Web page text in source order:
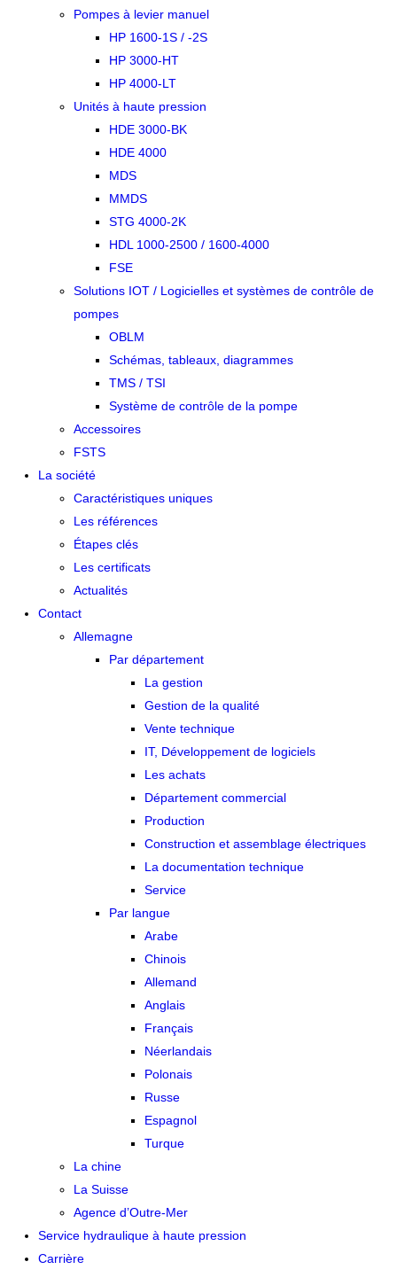
Pompes à levier manuel
HP 1600-1S / -2S
HP 3000-HT
HP 4000-LT
Unités à haute pression
HDE 3000-BK
HDE 4000
MDS
MMDS
STG 4000-2K
HDL 1000-2500 / 1600-4000
FSE
Solutions IOT / Logicielles et systèmes de contrôle de
pompes
OBLM
Schémas, tableaux, diagrammes
TMS / TSI
Système de contrôle de la pompe
Accessoires
FSTS
La société
Caractéristiques uniques
Les références
Étapes clés
Les certificats
Actualités
Contact
Allemagne
Par département
La gestion
Gestion de la qualité
Vente technique
IT, Développement de logiciels
Les achats
Département commercial
Production
Construction et assemblage électriques
La documentation technique
Service
Par langue
Arabe
Chinois
Allemand
Anglais
Français
Néerlandais
Polonais
Russe
Espagnol
Turque
La chine
La Suisse
Agence d’Outre-Mer
Service hydraulique à haute pression
Carrière